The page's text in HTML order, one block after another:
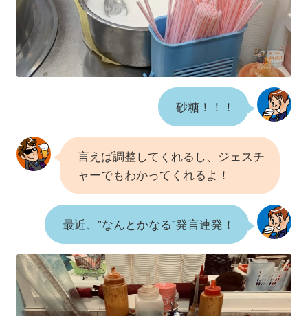
砂糖！！！
言えば調整してくれるし、ジェスチ
ャーでもわかってくれるよ！
最近、”なんとかなる”発言連発！